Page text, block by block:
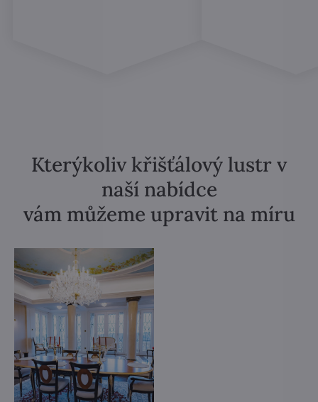
Kterýkoliv křišťálový lustr v
naší nabídce
vám můžeme upravit na míru